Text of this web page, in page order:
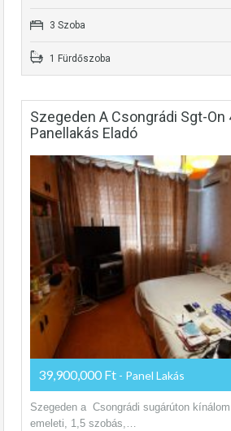
3 Szoba
1 Fürdőszoba
Szegeden A Csongrádi Sgt-On
Panellakás Eladó
39,900,000 Ft - Panel Lakás
Szegeden a Csongrádi sugárúton
emeleti, 1,5 szobás,…